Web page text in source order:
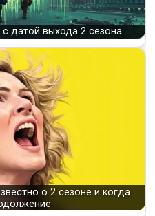
датой выхода 2 сезона
о 2 сезоне и когда